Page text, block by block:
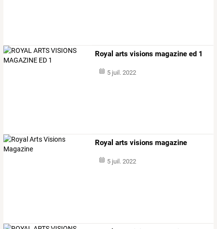
Royal arts visions magazine ed 1
5 juil. 2022
Royal arts visions magazine
5 juil. 2022